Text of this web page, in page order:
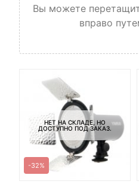
Вы можете
вправо
НЕТ НА СКЛАДЕ, НО
ДОСТУПНО ПОД ЗАКАЗ.
-32%